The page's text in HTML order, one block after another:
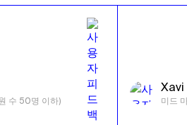
수 50명 이하)
Xavi
미드